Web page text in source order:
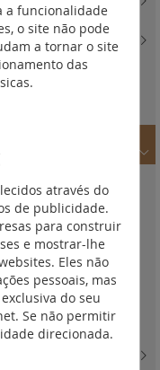
montagem de DPX3
de rede em platinas
e isolantes
metálicos
e isolantes e
componíveis - 24
a funcionalidade
o site não pode
a tornar o site
das
através do
de publicidade.
para construir
e mostrar-lhe
Eles não
pessoais, mas
do seu
Se não permitir
direcionada.